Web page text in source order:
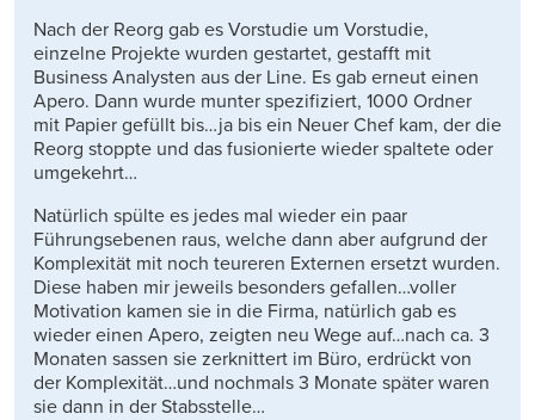
Nach der Reorg gab es Vorstudie um Vorstudie,
einzelne Projekte wurden gestartet, gestafft mit
Business Analysten aus der Line. Es gab erneut einen
Apero. Dann wurde munter spezifiziert, 1000 Ordner
mit Papier gefüllt bis…ja bis ein Neuer Chef kam, der die
Reorg stoppte und das fusionierte wieder spaltete oder
umgekehrt…
Natürlich spülte es jedes mal wieder ein paar
Führungsebenen raus, welche dann aber aufgrund der
Komplexität mit noch teureren Externen ersetzt wurden.
Diese haben mir jeweils besonders gefallen…voller
Motivation kamen sie in die Firma, natürlich gab es
wieder einen Apero, zeigten neu Wege auf…nach ca. 3
Monaten sassen sie zerknittert im Büro, erdrückt von
der Komplexität…und nochmals 3 Monate später waren
sie dann in der Stabsstelle…